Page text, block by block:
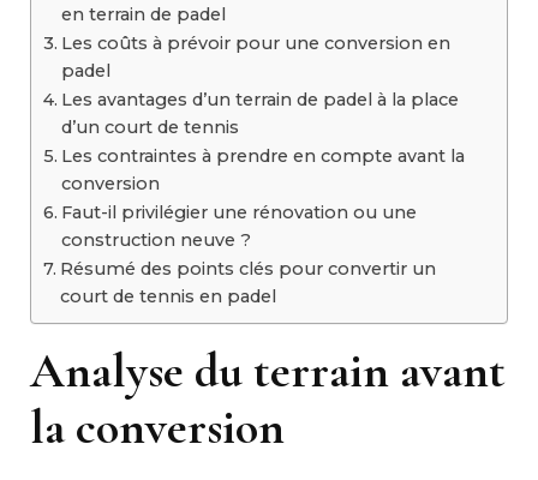
en terrain de padel
Les coûts à prévoir pour une conversion en
padel
Les avantages d’un terrain de padel à la place
d’un court de tennis
Les contraintes à prendre en compte avant la
conversion
Faut-il privilégier une rénovation ou une
construction neuve ?
Résumé des points clés pour convertir un
court de tennis en padel
Analyse du terrain avant
la conversion